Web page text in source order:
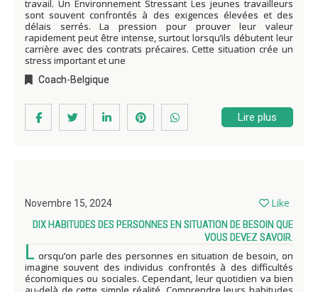
travail. Un Environnement Stressant Les jeunes travailleurs
sont souvent confrontés à des exigences élevées et des
délais serrés. La pression pour prouver leur valeur
rapidement peut être intense, surtout lorsqu’ils débutent leur
carrière avec des contrats précaires. Cette situation crée un
stress important et une
Coach-Belgique
Lire plus
Novembre 15, 2024 Like
DIX HABITUDES DES PERSONNES EN SITUATION DE BESOIN QUE
VOUS DEVEZ SAVOIR.
L orsqu’on parle des personnes en situation de besoin, on
imagine souvent des individus confrontés à des difficultés
économiques ou sociales. Cependant, leur quotidien va bien